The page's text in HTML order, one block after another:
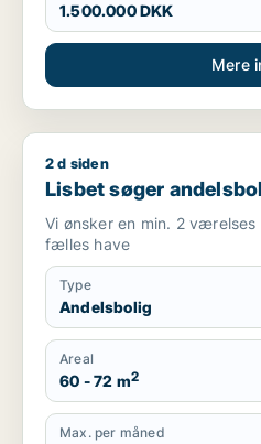
1.500.000 DKK
Mere
Lisbet søger andelsbolig i
2 d siden
Lisbet søger
Vi ønsker en min. 2
fælles have
Type
Andelsbolig
Areal
60 - 72 m2
Max. per måned